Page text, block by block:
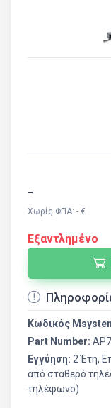
-
Χωρίς ΦΠΑ: - €
Εξαντλημένο
Κωδικός
Part Number:
Εγγύηση: 2 Έτη,
από σταθερό
τηλέφωνο)